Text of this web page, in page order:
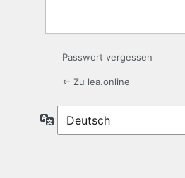
Passwort vergessen
← Zu lea.online
Sprache